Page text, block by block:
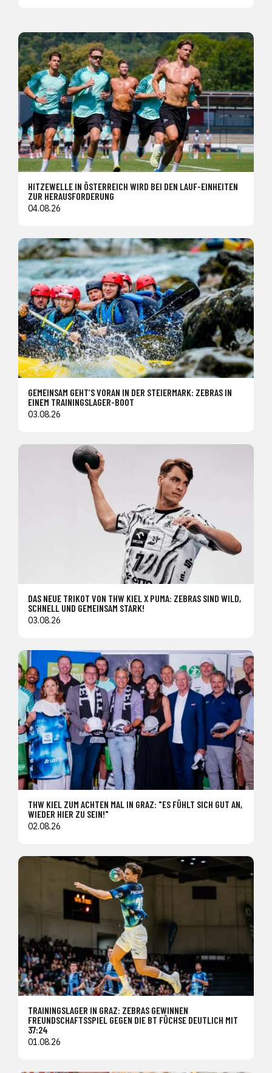
HITZEWELLE IN ÖSTERREICH WIRD BEI DEN LAUF-EINHEITEN
ZUR HERAUSFORDERUNG
04.08.26
GEMEINSAM GEHT’S VORAN IN DER STEIERMARK: ZEBRAS IN
EINEM TRAININGSLAGER-BOOT
03.08.26
DAS NEUE TRIKOT VON THW KIEL X PUMA: ZEBRAS SIND WILD,
SCHNELL UND GEMEINSAM STARK!
03.08.26
THW KIEL ZUM ACHTEN MAL IN GRAZ: "ES FÜHLT SICH GUT AN,
WIEDER HIER ZU SEIN!"
02.08.26
TRAININGSLAGER IN GRAZ: ZEBRAS GEWINNEN
FREUNDSCHAFTSSPIEL GEGEN DIE BT FÜCHSE DEUTLICH MIT
37:24
01.08.26